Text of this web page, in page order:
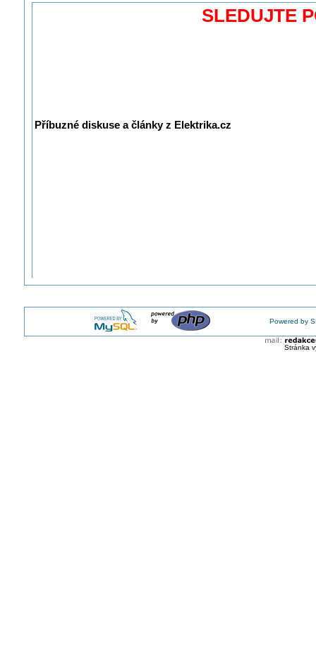
SLEDUJTE
Příbuzné diskuse a články z Elektrika.cz
Powered by
Stránka